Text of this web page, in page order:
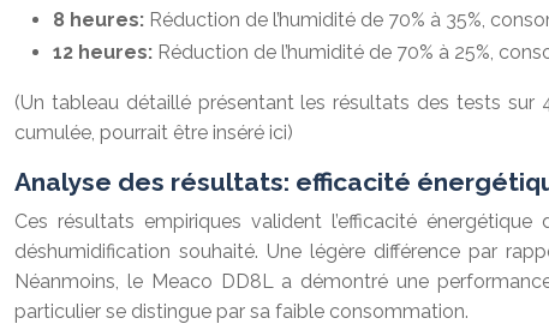
8 heures: Réduction de l’humidité de 70% à 35%,
12 heures: Réduction de l’humidité de 70% à 25%,
(Un tableau détaillé présentant les résultats des tests sur
cumulée, pourrait être inséré ici)
Analyse des résultats: efficacité
Ces résultats empiriques valident l’efficacité
déshumidification souhaité. Une légère différence par
Néanmoins, le Meaco DD8L a démontré une
particulier se distingue par sa faible consommation.